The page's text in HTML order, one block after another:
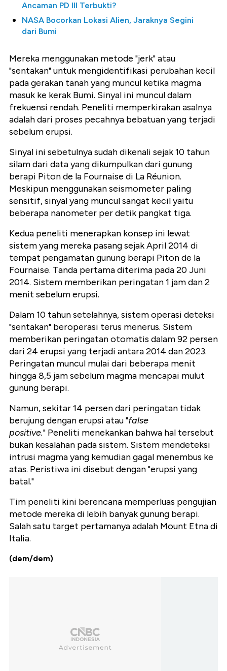
Ancaman PD III Terbukti?
NASA Bocorkan Lokasi Alien, Jaraknya Segini
dari Bumi
Mereka menggunakan metode "jerk" atau
"sentakan" untuk mengidentifikasi perubahan kecil
pada gerakan tanah yang muncul ketika magma
masuk ke kerak Bumi. Sinyal ini muncul dalam
frekuensi rendah. Peneliti memperkirakan asalnya
adalah dari proses pecahnya bebatuan yang terjadi
sebelum erupsi.
Sinyal ini sebetulnya sudah dikenali sejak 10 tahun
silam dari data yang dikumpulkan dari gunung
berapi Piton de la Fournaise di La Réunion.
Meskipun menggunakan seismometer paling
sensitif, sinyal yang muncul sangat kecil yaitu
beberapa nanometer per detik pangkat tiga.
Kedua peneliti menerapkan konsep ini lewat
sistem yang mereka pasang sejak April 2014 di
tempat pengamatan gunung berapi Piton de la
Fournaise. Tanda pertama diterima pada 20 Juni
2014. Sistem memberikan peringatan 1 jam dan 2
menit sebelum erupsi.
Dalam 10 tahun setelahnya, sistem operasi deteksi
"sentakan" beroperasi terus menerus. Sistem
memberikan peringatan otomatis dalam 92 persen
dari 24 erupsi yang terjadi antara 2014 dan 2023.
Peringatan muncul mulai dari beberapa menit
hingga 8,5 jam sebelum magma mencapai mulut
gunung berapi.
Namun, sekitar 14 persen dari peringatan tidak
berujung dengan erupsi atau "false
positive." Peneliti menekankan bahwa hal tersebut
bukan kesalahan pada sistem. Sistem mendeteksi
intrusi magma yang kemudian gagal menembus ke
atas. Peristiwa ini disebut dengan "erupsi yang
batal."
Tim peneliti kini berencana memperluas pengujian
metode mereka di lebih banyak gunung berapi.
Salah satu target pertamanya adalah Mount Etna di
Italia.
(dem/dem)